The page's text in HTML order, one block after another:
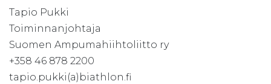
Tapio Pukki
Toiminnanjohtaja
Suomen Ampumahiihtoliitto ry
+358 46 878 2200
tapio.pukki(a)biathlon.fi